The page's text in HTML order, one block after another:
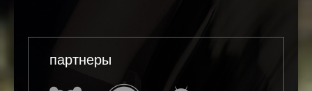
партнеры